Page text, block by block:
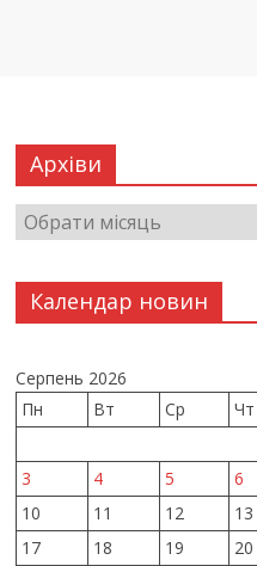
Архіви
Календар новин
Серпень 2026
Пн
Вт Ср Чт
3
4 5 6
10
11 12 13
17
18 19 20